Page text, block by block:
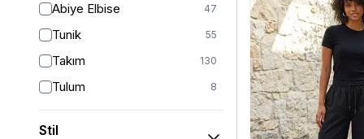
Abiye Elbise 47
Tunik 55
Takım 130
Tulum 8
Pantolon 152
Stil